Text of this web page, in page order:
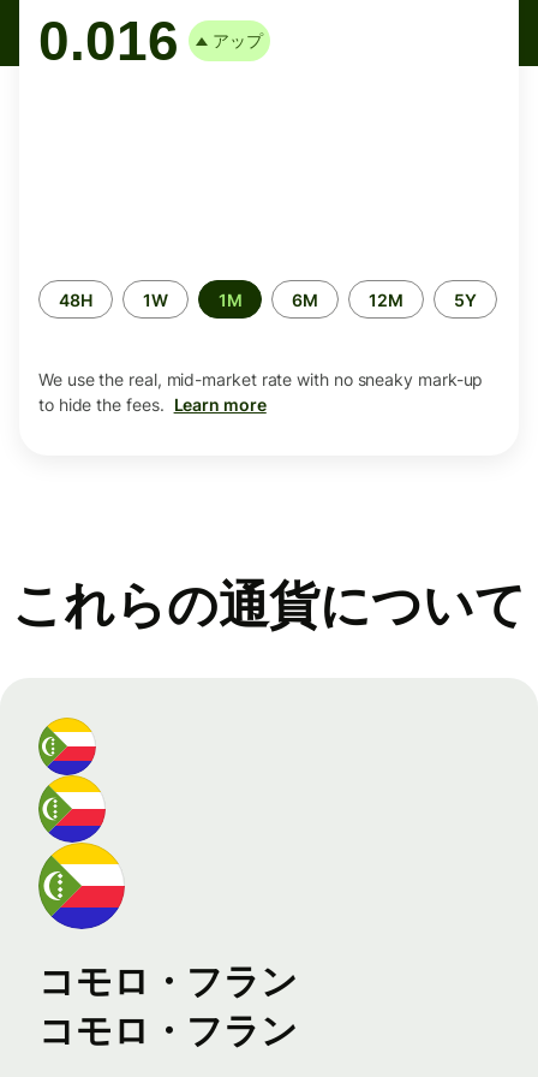
0.016 アップ
Time
period
48H 1W 1M 6M 12M 5Y
We use the real, mid-market rate with no sneaky mark-up
to hide the fees. Learn more
これらの通貨について
コモロ・フラン
コモロ・フラン